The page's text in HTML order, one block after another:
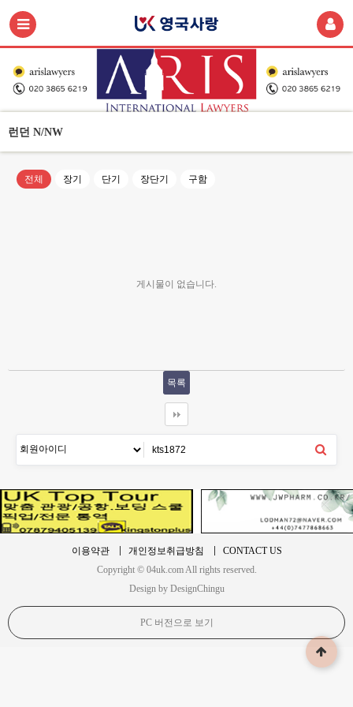
런던 N/NW
전체 장기 단기 장단기 구함
게시물이 없습니다.
목록
이용약관 개인정보취급방침
CONTACT US
Copyright © 04uk.com All rights reserved.
Design by DesignChingu
PC 버전으로 보기